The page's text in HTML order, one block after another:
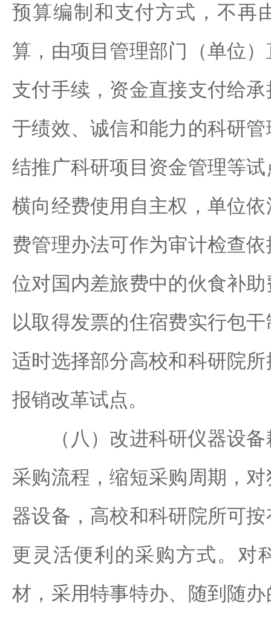
预算编制和支付方式，不再
算，由项目管理部门（单位
支付手续，资金直接支付给
于绩效、诚信和能力的科研
结推广科研项目资金管理等
横向经费使用自主权，单位
费管理办法可作为审计检查
位对国内差旅费中的伙食补
以取得发票的住宿费实行包
适时选择部分高校和科研院
报销改革试点。
（八）改进科研仪器设备
采购流程，缩短采购周期，
器设备，高校和科研院所可
更灵活便利的采购方式。对
材，采用特事特办、随到随